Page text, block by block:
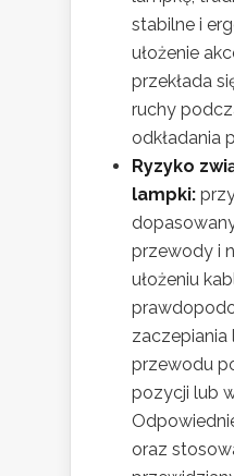
stabilne i
ułożenie
przekłada
ruchy
odkładania
Ryzyko
lampki:
przewody i
ułożeniu
zaczepiania
przewodu
pozycji lub
oraz